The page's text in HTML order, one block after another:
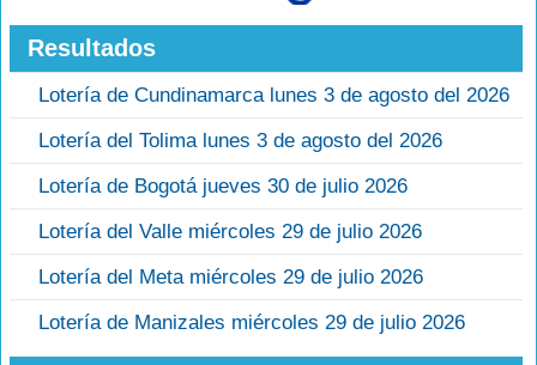
Resultados
Lotería de Cundinamarca lunes 3 de agosto del 2026
Lotería del Tolima lunes 3 de agosto del 2026
Lotería de Bogotá jueves 30 de julio 2026
Lotería del Valle miércoles 29 de julio 2026
Lotería del Meta miércoles 29 de julio 2026
Lotería de Manizales miércoles 29 de julio 2026